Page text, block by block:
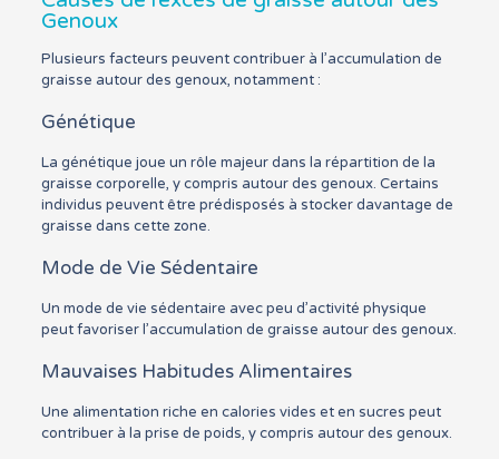
Genoux
Plusieurs facteurs peuvent contribuer à l’accumulation de
graisse autour des genoux, notamment :
Génétique
La génétique joue un rôle majeur dans la répartition de la
graisse corporelle, y compris autour des genoux. Certains
individus peuvent être prédisposés à stocker davantage de
graisse dans cette zone.
Mode de Vie Sédentaire
Un mode de vie sédentaire avec peu d’activité physique
peut favoriser l’accumulation de graisse autour des genoux.
Mauvaises Habitudes Alimentaires
Une alimentation riche en calories vides et en sucres peut
contribuer à la prise de poids, y compris autour des genoux.